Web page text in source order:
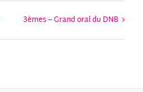
3èmes – Grand oral du DNB